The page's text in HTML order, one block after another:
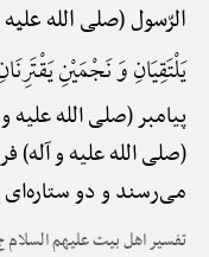
الرّسول (صلی الله
یَلْتَقِیَانِ وَ نَجْمَیْنِ
پیامبر (صلی الله علیه
(صلی الله علیه و آله)
می‌رسند و دو ستاره‌ای
تفسیر اهل بیت علیهم السلام ج۱۵،